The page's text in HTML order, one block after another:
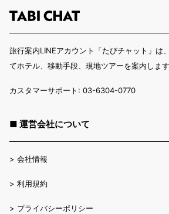
旅行案内LINEアカウント「たびチャット」は
てホテル、移動手段、現地ツアーを案内します
カスタマーサポート: 03-6304-0770
■ 運営会社について
> 会社情報
> 利用規約
> プライバシーポリシー